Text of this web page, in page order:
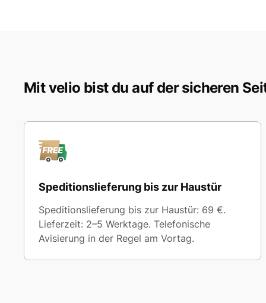
Mit velio bist du auf der sicheren
Speditionslieferung bis zur Haustür
Speditionslieferung bis zur Haustür: 69 €.
Lieferzeit: 2–5 Werktage. Telefonische
Avisierung in der Regel am Vortag.